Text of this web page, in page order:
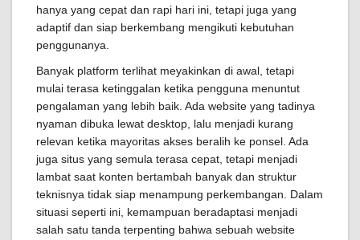
hanya yang cepat dan rapi hari ini, tetapi juga yang
adaptif dan siap berkembang mengikuti kebutuhan
penggunanya.
Banyak platform terlihat meyakinkan di awal, tetapi
mulai terasa ketinggalan ketika pengguna menuntut
pengalaman yang lebih baik. Ada website yang tadinya
nyaman dibuka lewat desktop, lalu menjadi kurang
relevan ketika mayoritas akses beralih ke ponsel. Ada
juga situs yang semula terasa cepat, tetapi menjadi
lambat saat konten bertambah banyak dan struktur
teknisnya tidak siap menampung perkembangan. Dalam
situasi seperti ini, kemampuan beradaptasi menjadi
salah satu tanda terpenting bahwa sebuah website